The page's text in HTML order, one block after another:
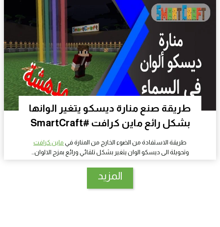
طريقة صنع منارة ديسكو يتغير الوانها
بشكل رائع ماين كرافت #SmartCraft
طريقة الاستفادة من الضوء الخارج من المنارة في ماين كرافت
وتحويلة الى ديسكو الوان يتغير بشكل تلقائي ورائع بمزج الالوان…
المزيد